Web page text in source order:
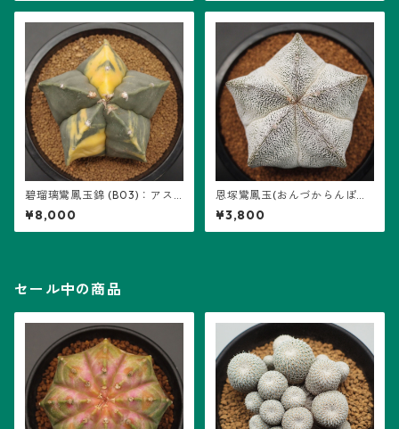
碧瑠璃鸞鳳玉錦 (B03)：アス
トロフィツム属 ※実生
¥8,000
恩塚鸞鳳玉(おんづからんぽう
ぎょく)・アストロフィツム属
(B04) ※実生
¥3,800
セール中の商品